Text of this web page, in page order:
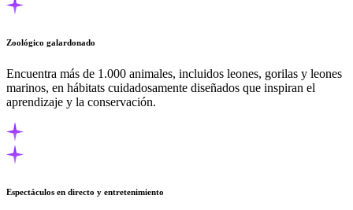
Zoológico galardonado
Encuentra más de 1.000 animales, incluidos leones, gorilas y leones
marinos, en hábitats cuidadosamente diseñados que inspiran el
aprendizaje y la conservación.
Espectáculos en directo y entretenimiento